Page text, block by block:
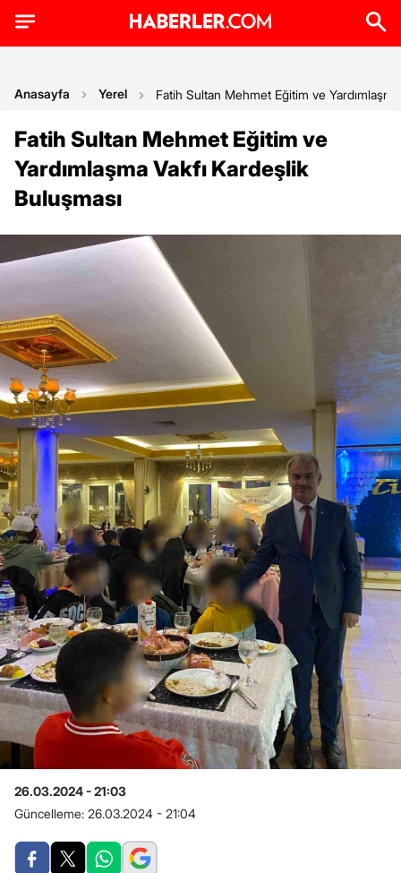
Anasayfa Yerel Fatih Sultan Mehmet Eğitim ve
Fatih Sultan Mehmet Eğitim ve
Yardımlaşma Vakfı Kardeşlik
Buluşması
26.03.2024 - 21:03
Güncelleme: 26.03.2024 - 21:04